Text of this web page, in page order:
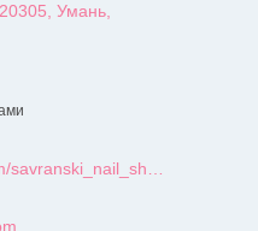
20305, Умань,